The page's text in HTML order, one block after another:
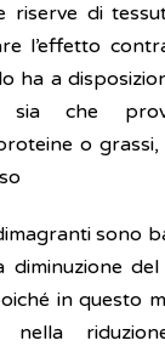
riserve di
l’effetto
ha a
sia che
o
sono
diminuzione
in questo
nella